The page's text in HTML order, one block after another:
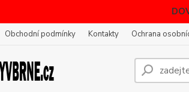
Obchodní podmínky Kontakty Ochrana